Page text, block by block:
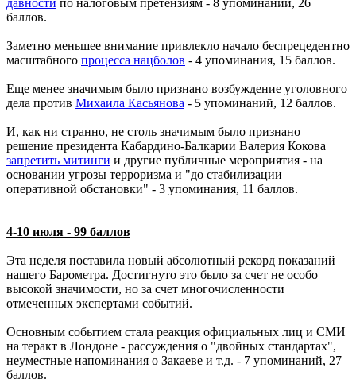
баллов.
Заметно меньшее внимание привлекло начало беспрецедентно
масштабного процесса нацболов - 4 упоминания, 15 баллов.
Еще менее значимым было признано возбуждение уголовного
дела против Михаила Касьянова - 5 упоминаний, 12 баллов.
И, как ни странно, не столь значимым было признано
решение президента Кабардино-Балкарии Валерия Кокова
запретить митинги и другие публичные мероприятия - на
основании угрозы терроризма и "до стабилизации
оперативной обстановки" - 3 упоминания, 11 баллов.
4-10 июля - 99 баллов
Эта неделя поставила новый абсолютный рекорд показаний
нашего Барометра. Достигнуто это было за счет не особо
высокой значимости, но за счет многочисленности
отмеченных экспертами событий.
Основным событием стала реакция официальных лиц и СМИ
на теракт в Лондоне - рассуждения о "двойных стандартах",
неуместные напоминания о Закаеве и т.д. - 7 упоминаний, 27
баллов.